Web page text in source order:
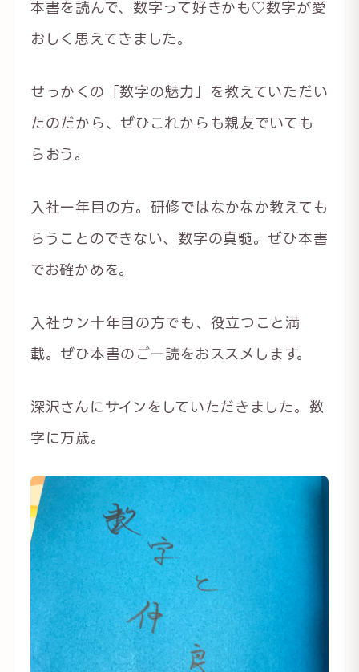
本書を読んで、数字って好きかも♡数字が愛
おしく思えてきました。
せっかくの「数字の魅力」を教えていただい
たのだから、ぜひこれからも親友でいても
らおう。
入社一年目の方。研修ではなかなか教えても
らうことのできない、数字の真髄。ぜひ本書
でお確かめを。
入社ウン十年目の方でも、役立つこと満
載。ぜひ本書のご一読をおススメします。
深沢さんにサインをしていただきました。数
字に万歳。